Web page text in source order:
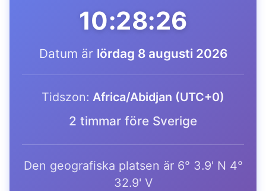
10:28:26
Datum är lördag 8 augusti 2026
Tidszon: Africa/Abidjan (UTC+0)
2 timmar före Sverige
Den geografiska platsen är 6° 3.9' N 4°
32.9' V